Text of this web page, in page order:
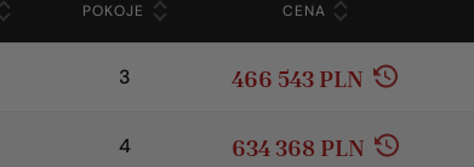
POKOJE CENA
3 466 543 PLN
4 634 368 PLN